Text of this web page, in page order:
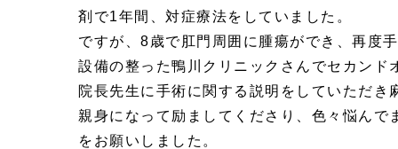
剤で1年間、対症療法をしていました。
ですが、8歳で肛門周囲に腫瘍ができ、再度
設備の整った鴨川クリニックさんでセカン
院長先生に手術に関する説明をしていただ
親身になって励ましてくださり、色々悩ん
をお願いしました。